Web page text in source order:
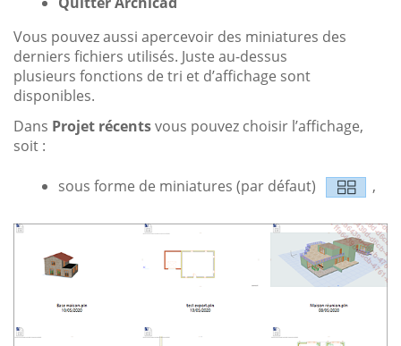
Vous pouvez aussi apercevoir des miniatures des
derniers fichiers utilisés. Juste au-dessus
plusieurs fonctions de tri et d’affichage sont
disponibles.
Dans Projet récentsvous pouvez choisir l’affichage,
soit :
sous forme de miniatures (par défaut) ,